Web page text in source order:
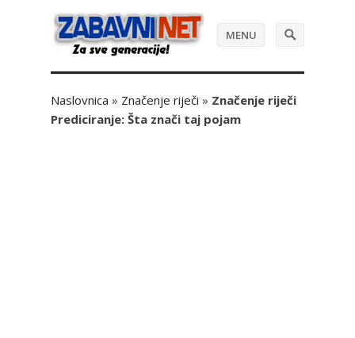
MENU
Naslovnica » Značenje riječi » Značenje riječi
Prediciranje: Šta znači taj pojam